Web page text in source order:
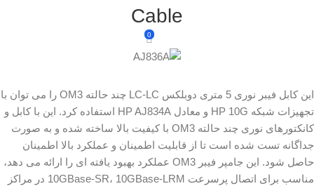
Cable
0
این کابل فیبر نوری 5 متری دوبلکس LC-LC چند حالته OM3 را می توان با
تجهیزات شبکه HP 10G و معادل HP AJ834A استفاده کرد. این با کابل و
کانکتورهای نوری چند حالته OM3 با کیفیت بالا ساخته شده و به صورت
جداگانه تست شده است تا از قابلیت اطمینان و عملکرد بالا اطمینان
حاصل شود. این جامپر فیبر OM3 عملکرد بهبود یافته ای را ارائه می دهد،
مناسب برای اتصال پرسرعت 10GBase-SR، 10GBase-LRM در مراکز